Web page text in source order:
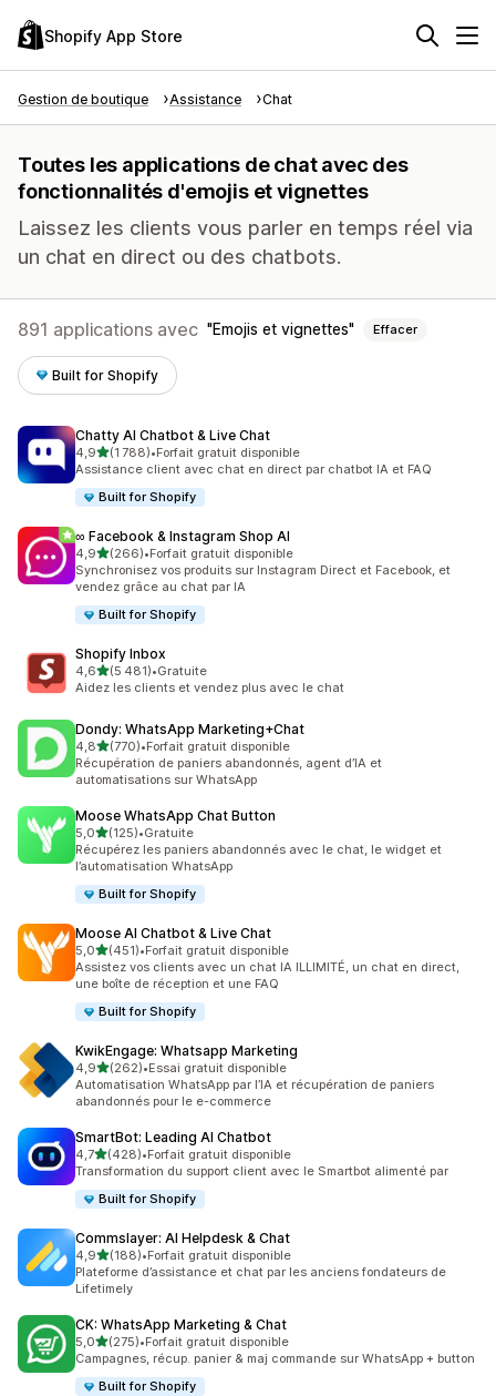
Shopify App Store
Gestion de boutique Assistance Chat
Toutes les applications de chat avec des
fonctionnalités d'emojis et vignettes
Laissez les clients vous parler en temps réel via
un chat en direct ou des chatbots.
891 applications avec Emojis et vignettes Effacer
Built for Shopify
Chatty AI Chatbot & Live Chat
4,9étoile(s) sur 5
(1 788)
1788 avis au total
•Forfait gratuit disponible
Assistance client avec chat en direct par chatbot IA et FAQ
Built for Shopify
∞ Facebook & Instagram Shop AI
4,9étoile(s) sur 5
(266)
266 avis au total
•Forfait gratuit disponible
Synchronisez vos produits sur Instagram Direct et Facebook, et
vendez grâce au chat par IA
Built for Shopify
Shopify Inbox
4,6étoile(s) sur 5
(5 481)
5481 avis au total
•Gratuite
Aidez les clients et vendez plus avec le chat
Dondy: WhatsApp Marketing+Chat
4,8étoile(s) sur 5
(770)
770 avis au total
•Forfait gratuit disponible
Récupération de paniers abandonnés, agent d’IA et
automatisations sur WhatsApp
Moose WhatsApp Chat Button
5,0étoile(s) sur 5
(125)
125 avis au total
•Gratuite
Récupérez les paniers abandonnés avec le chat, le widget et
l’automatisation WhatsApp
Built for Shopify
Moose AI Chatbot & Live Chat
5,0étoile(s) sur 5
(451)
451 avis au total
•Forfait gratuit disponible
Assistez vos clients avec un chat IA ILLIMITÉ, un chat en direct,
une boîte de réception et une FAQ
Built for Shopify
KwikEngage: Whatsapp Marketing
4,9étoile(s) sur 5
(262)
262 avis au total
•Essai gratuit disponible
Automatisation WhatsApp par l’IA et récupération de paniers
abandonnés pour le e-commerce
SmartBot: Leading AI Chatbot
4,7étoile(s) sur 5
(428)
428 avis au total
•Forfait gratuit disponible
Transformation du support client avec le Smartbot alimenté par
Built for Shopify
Commslayer: AI Helpdesk & Chat
4,9étoile(s) sur 5
(188)
188 avis au total
•Forfait gratuit disponible
Plateforme d’assistance et chat par les anciens fondateurs de
Lifetimely
CK: WhatsApp Marketing & Chat
5,0étoile(s) sur 5
(275)
275 avis au total
•Forfait gratuit disponible
Campagnes, récup. panier & maj commande sur WhatsApp + button
Built for Shopify